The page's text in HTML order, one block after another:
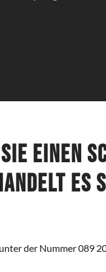
einen
es
der Nummer 089